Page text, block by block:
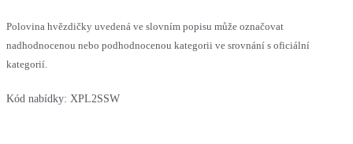
Polovina hvězdičky uvedená ve slovním popisu může označovat
nadhodnocenou nebo podhodnocenou kategorii ve srovnání s oficiální
kategorií.
Kód nabídky: XPL2SSW